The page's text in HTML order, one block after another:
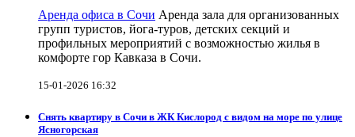
Аренда офиса в Сочи Аренда зала для организованных
групп туристов, йога-туров, детских секций и
профильных мероприятий с возможностью жилья в
комфорте гор Кавказа в Сочи.
15-01-2026 16:32
Снять квартиру в Сочи в ЖК Кислород с видом на море по улице
Ясногорская